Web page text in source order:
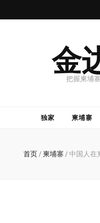
金
把握柬埔
独家 柬埔寨
首页/ 柬埔寨 / 中国人在